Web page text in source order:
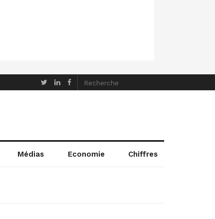
Médias Economie Chiffres